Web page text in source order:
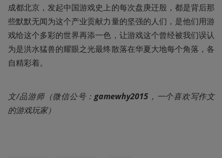
成都北京，发起中国游戏史上的每次盘庚迁殷，都是背后那
些默默无闻为这个产业贡献力量的坚强的人们，是他们用游
戏给这个多彩的世界再添一色，让游戏这个曾经被我们误认
为是洪水猛兽的耀眼之光最终散落在华夏大地每个角落，各
自精彩着。
文/品游师（微信公号：gamewhy2015 ，一个喜欢写作文
的游戏玩家）